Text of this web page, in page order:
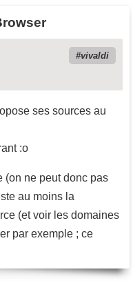
vivaldi
ses sources au
:o
(on ne peut donc pas
au moins la
(et voir les domaines
par exemple ; ce